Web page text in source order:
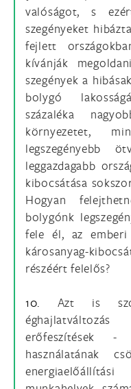
valóságot, s
szegényeket
fejlett
kívánják
szegények a
bolygó
százaléka
környezetet,
legszegényebb
leggazdagabb
kibocsátása
Hogyan
bolygónk
fele él, az
károsanyag-
részéért felelős?
10. Azt is
erőfeszítések -
használatának